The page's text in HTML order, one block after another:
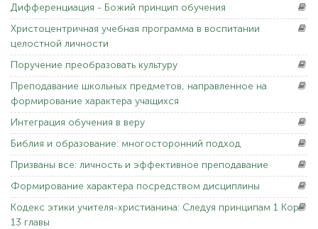
Дифференциация - Божий принцип обучения
Христоцентричная учебная программа в воспитании
целостной личности
Поручение преобразовать культуру
Преподавание школьных предметов, направленное на
формирование характера учащихся
Интеграция обучения в веру
Библия и образование: многосторонний подход
Призваны все: личность и эффективное преподавание
Формирование характера посредством дисциплины
Кодекс этики учителя-христианина: Следуя принципам 1 Кор.
13 главы